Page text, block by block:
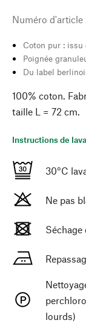
Numéro d'article
Coton pur :
Poignée
Du label
100% coton.
taille L = 72 cm.
Instructions de
30°C
Ne pas
lourds)